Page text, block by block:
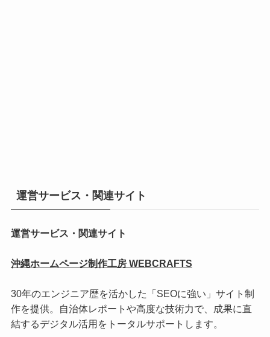
運営サービス・関連サイト
運営サービス・関連サイト
沖縄ホームページ制作工房 WEBCRAFTS
30年のエンジニア歴を活かした「SEOに強い」サイト制
作を提供。自治体レポートや高度な技術力で、成果に直
結するデジタル活用をトータルサポートします。